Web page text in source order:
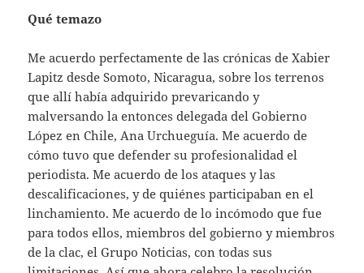
Qué temazo
Me acuerdo perfectamente de las crónicas de Xabier
Lapitz desde Somoto, Nicaragua, sobre los terrenos
que allí había adquirido prevaricando y
malversando la entonces delegada del Gobierno
López en Chile, Ana Urchueguía. Me acuerdo de
cómo tuvo que defender su profesionalidad el
periodista. Me acuerdo de los ataques y las
descalificaciones, y de quiénes participaban en el
linchamiento. Me acuerdo de lo incómodo que fue
para todos ellos, miembros del gobierno y miembros
de la clac, el Grupo Noticias, con todas sus